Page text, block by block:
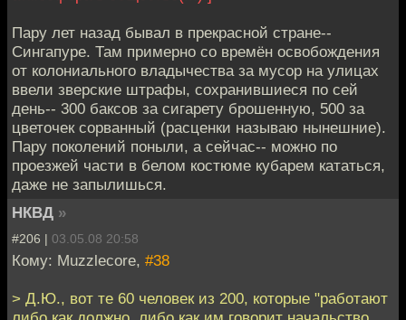
Пару лет назад бывал в прекрасной стране--
Сингапуре. Там примерно со времён освобождения
от колониального владычества за мусор на улицах
ввели зверские штрафы, сохранившиеся по сей
день-- 300 баксов за сигарету брошенную, 500 за
цветочек сорванный (расценки называю нынешние).
Пару поколений поныли, а сейчас-- можно по
проезжей части в белом костюме кубарем кататься,
даже не запылишься.
НКВД »
#206 | 03.05.08 20:58
Кому: Muzzlecore, #38
> Д.Ю., вот те 60 человек из 200, которые "работают